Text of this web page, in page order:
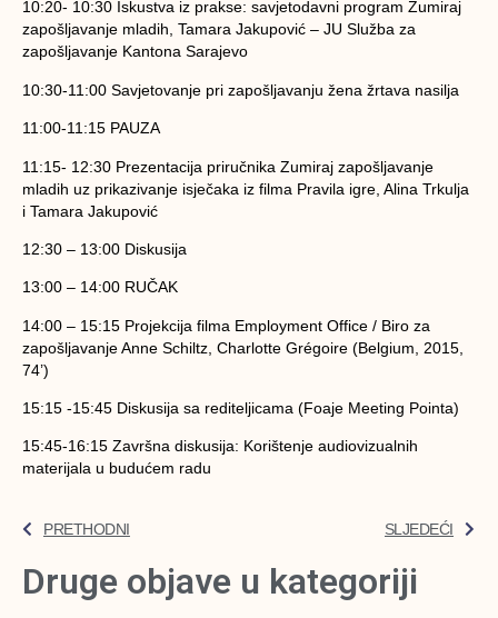
10:20- 10:30 Iskustva iz prakse: savjetodavni program Zumiraj
zapošljavanje mladih, Tamara Jakupović – JU Služba za
zapošljavanje Kantona Sarajevo
10:30-11:00 Savjetovanje pri zapošljavanju žena žrtava nasilja
11:00-11:15 PAUZA
11:15- 12:30 Prezentacija priručnika Zumiraj zapošljavanje
mladih uz prikazivanje isječaka iz filma Pravila igre, Alina Trkulja
i Tamara Jakupović
12:30 – 13:00 Diskusija
13:00 – 14:00 RUČAK
14:00 – 15:15 Projekcija filma Employment Office / Biro za
zapošljavanje Anne Schiltz, Charlotte Grégoire (Belgium, 2015,
74’)
15:15 -15:45 Diskusija sa rediteljicama (Foaje Meeting Pointa)
15:45-16:15 Završna diskusija: Korištenje audiovizualnih
materijala u budućem radu
PRETHODNI SLJEDEĆI
Druge objave u kategoriji